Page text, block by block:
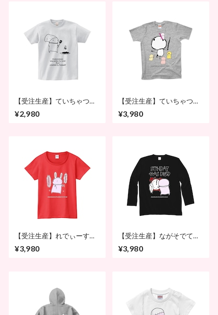
【受注生産】ていちゃつ
¥2,980
【受注生産】ていちゃつ
¥3,980
【受注生産】れでぃーすて
いちゃつ
¥3,980
【受注生産】ながそでてい
ちゃつ
¥3,980